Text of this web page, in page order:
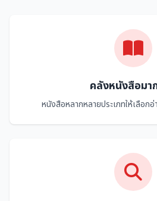
คลังหนังสือมา
หนังสือหลากหลายประเภทให้เลือก